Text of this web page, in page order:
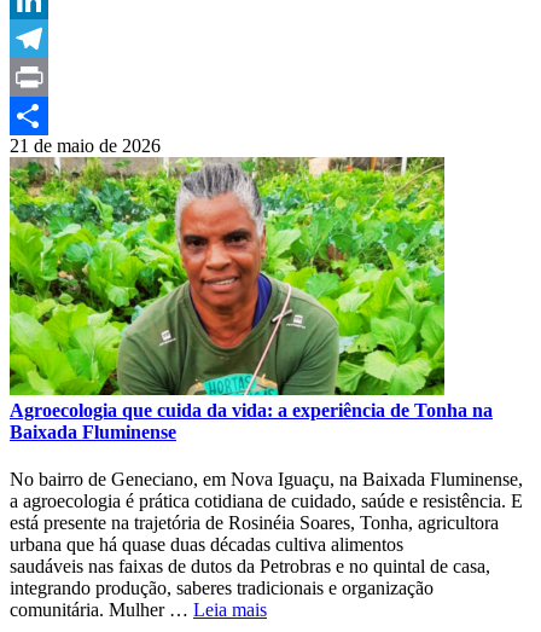
LinkedIn
Telegram
Print
Compartilhar
21 de maio de 2026
Agroecologia que cuida da vida: a experiência de Tonha na
Baixada Fluminense
No bairro de Geneciano, em Nova Iguaçu, na Baixada Fluminense,
a agroecologia é prática cotidiana de cuidado, saúde e resistência. E
está presente na trajetória de Rosinéia Soares, Tonha, agricultora
urbana que há quase duas décadas cultiva alimentos
saudáveis nas faixas de dutos da Petrobras e no quintal de casa,
integrando produção, saberes tradicionais e organização
comunitária. Mulher … Leia mais